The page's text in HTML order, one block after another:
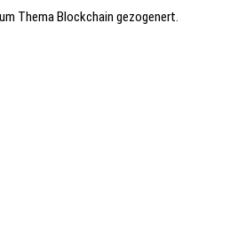
Thema Blockchain gezogenert.